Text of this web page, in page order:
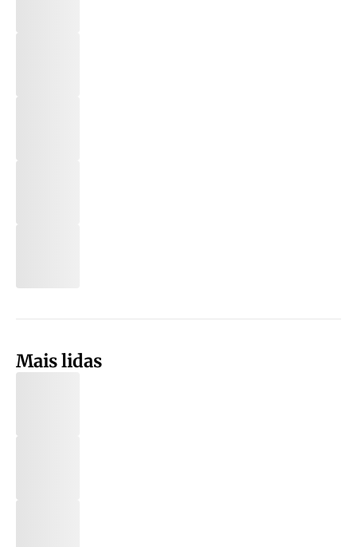
Mais lidas